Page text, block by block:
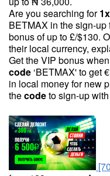
Are you searching for1
BETMAX in the sign-
bonus of up to £/$130.
their local currency,
Get the VIP bonus
code ‘BETMAX' to get
in local money for new
thecodeto sign-up with